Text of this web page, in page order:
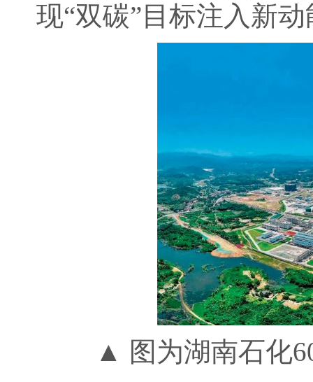
现“双碳”目标注入新
▲ 图为湖南石化60